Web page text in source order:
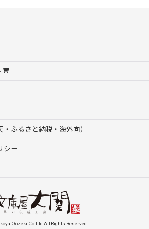
・ふるさと納税・海外向）
シー
Oozeki Co.Ltd All Rights Reserved.